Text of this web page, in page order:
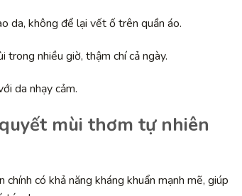
da, không để lại vết ố trên quần áo.
nhiều giờ, thậm chí cả ngày.
da nhạy cảm.
mùi thơm tự nhiên
chính có khả năng kháng khuẩn mạnh mẽ, giúp